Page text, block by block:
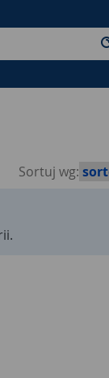
przejdź do
Sortuj wg: